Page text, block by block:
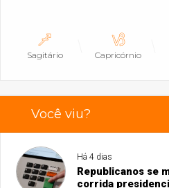
Sagitário Capricórnio
Você viu?
Há 4 dias
Republicanos se
corrida